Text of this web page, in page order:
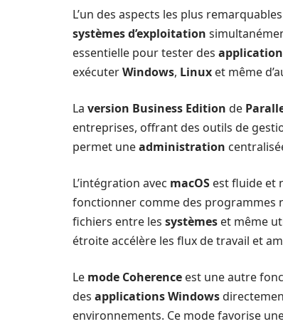
L’un des aspects les plus
systèmes d’exploitation
essentielle pour tester des
exécuterWindows, Linux et même
La version Business Edition de
entreprises, offrant des outils de
permet uneadministration
L’intégration avec macOS est fluide et
fonctionner comme des programmes
fichiers entre les systèmes et même
étroite accélère les flux de travail et
Le mode Coherence est une autre
des applications Windows
environnements. Ce mode favorise